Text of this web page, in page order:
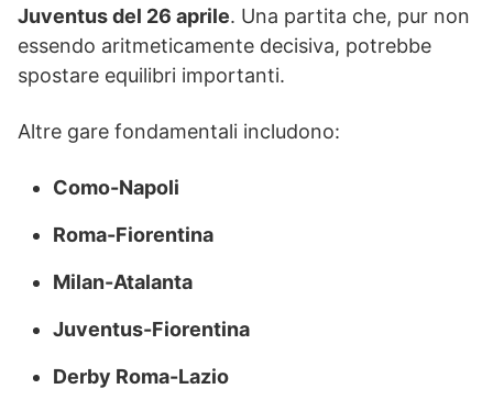
Juventus del 26 aprile. Una partita che, pur non
essendo aritmeticamente decisiva, potrebbe
spostare equilibri importanti.
Altre gare fondamentali includono:
Como-Napoli
Roma-Fiorentina
Milan-Atalanta
Juventus-Fiorentina
Derby Roma-Lazio